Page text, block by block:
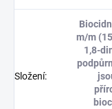
Složení:
m/m
1,8-